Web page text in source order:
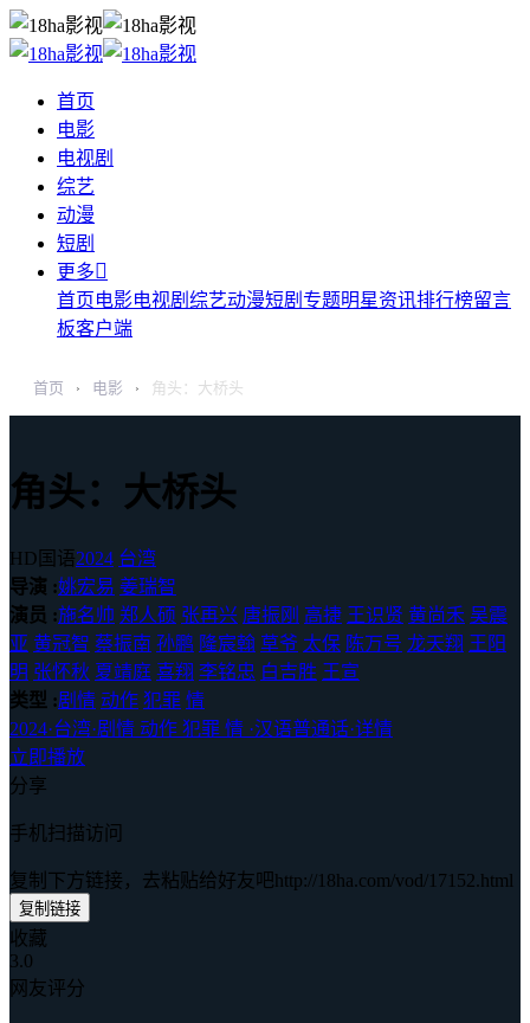
首页
电影
电视剧
综艺
动漫
短剧
更多
首页电影电视剧 综艺动漫短剧 专题明星资讯排行榜留言
板客户端
首页 › 电影 › 角头：大桥头
角头：大桥头
HD国语2024 台湾
导演 :姚宏易 姜瑞智
演员 :施名帅 郑人硕 张再兴 唐振刚 高捷 王识贤 黄尚禾 吴震
亚 黄冠智 蔡振南 孙鹏 隆宸翰 草爷 太保 陈万号 龙天翔 王阳
明 张怀秋 夏靖庭 喜翔 李铭忠 白吉胜 王宣
类型 :剧情 动作 犯罪 情
2024·台湾·剧情 动作 犯罪 情 ·汉语普通话·详情
立即播放
分享
手机扫描访问
复制下方链接，去粘贴给好友吧http://18ha.com/vod/17152.html
复制链接
收藏
3.0
网友评分